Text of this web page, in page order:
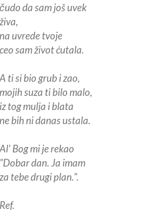
čudo da sam još uvek
živa,
na uvrede tvoje
ceo sam život ćutala.
A ti si bio grub i zao,
mojih suza ti bilo malo,
iz tog mulja i blata
ne bih ni danas ustala.
Al' Bog mi je rekao
"Dobar dan. Ja imam
za tebe drugi plan.".
Ref.